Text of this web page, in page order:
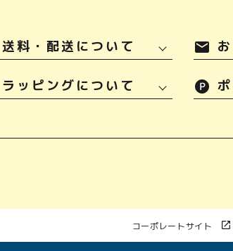
送料・配送について mail
ラッピングについて
コーポレートサイト